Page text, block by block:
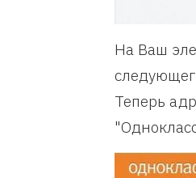
На Ваш
Теперь